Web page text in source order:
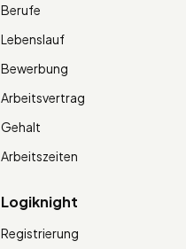
Berufe
Lebenslauf
Bewerbung
Arbeitsvertrag
Gehalt
Arbeitszeiten
Logiknight
Registrierung